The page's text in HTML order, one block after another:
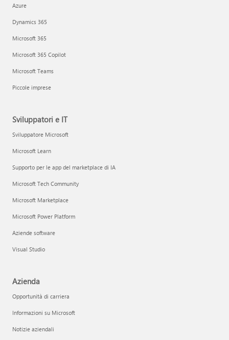
Azure
Dynamics 365
Microsoft 365
Microsoft 365 Copilot
Microsoft Teams
Piccole imprese
Sviluppatori e IT
Sviluppatore Microsoft
Microsoft Learn
Supporto per le app del marketplace di IA
Microsoft Tech Community
Microsoft Marketplace
Microsoft Power Platform
Aziende software
Visual Studio
Azienda
Opportunità di carriera
Informazioni su Microsoft
Notizie aziendali